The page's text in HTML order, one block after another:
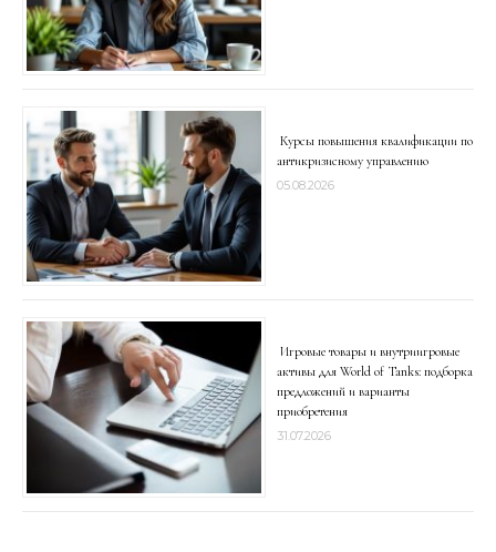
Курсы повышения квалификации по
антикризисному управлению
05.08.2026
Игровые товары и внутриигровые
активы для World of Tanks: подборка
предложений и варианты
приобретения
31.07.2026